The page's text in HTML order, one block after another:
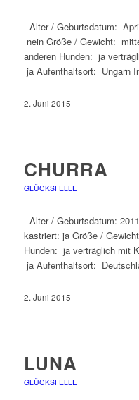
Alter / Geburtsdatum:
nein Größe / Gewicht:
anderen Hunden: ja
ja Aufenthaltsort: Ungarn
2. Juni 2015
CHURRA
GLÜCKSFELLE
Alter / Geburtsdatum:
kastriert: ja Größe /
Hunden: ja verträglich mit
ja Aufenthaltsort:
2. Juni 2015
LUNA
GLÜCKSFELLE